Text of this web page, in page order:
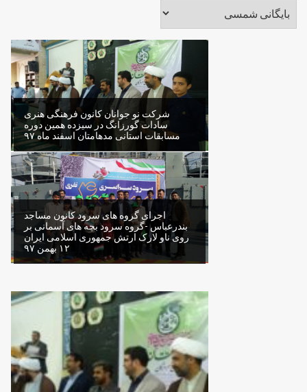
شرکت نو جوانان کانون فرهنگی هنری
سادات گورزانگ در سیزده همین دوره
مسابقات استانی مدهامتان اسفند ماه ۹۷
اجرای گروه های سرود کانون مساجد
بندرعباس -گروه سرود بچه های آسمانی بر
روی ناو لارک ارتش جمهوری اسلامی ایران
۱۲ بهمن ۹۷